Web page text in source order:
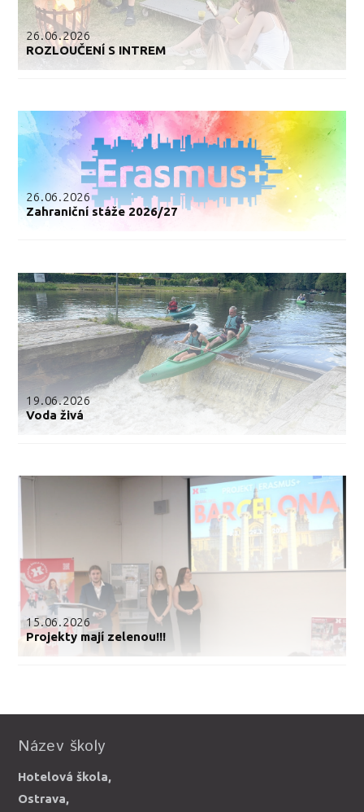
26.06.2026
ROZLOUČENÍ S INTREM
26.06.2026
Zahraniční stáže 2026/27
19.06.2026
Voda živá
15.06.2026
Projekty mají zelenou!!!
Název školy
Hotelová škola,
Ostrava,